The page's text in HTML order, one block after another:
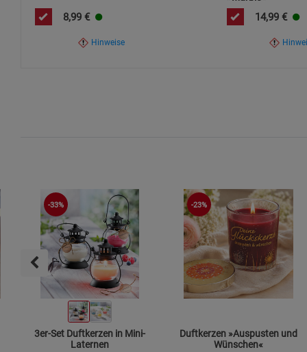
8,99 €
Hinweise
14,99 €
-33%
3er-Set Duftkerzen in Mini-
Laternen
-23%
Duftkerzen »Auspusten und
Wünschen«